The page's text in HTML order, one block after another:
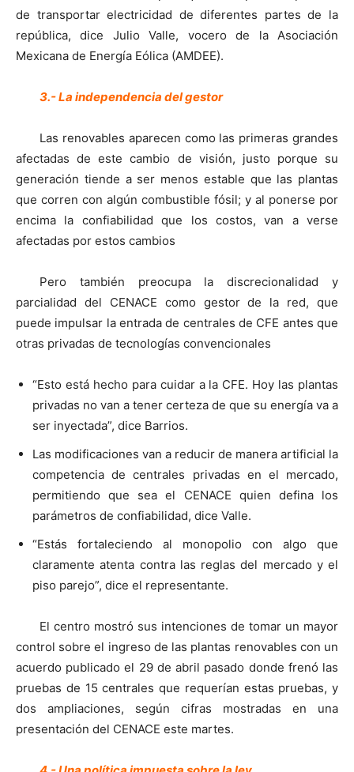
de transportar electricidad de diferentes partes de la
república, dice Julio Valle, vocero de la Asociación
Mexicana de Energía Eólica (AMDEE).
3.- La independencia del gestor
Las renovables aparecen como las primeras grandes
afectadas de este cambio de visión, justo porque su
generación tiende a ser menos estable que las plantas
que corren con algún combustible fósil; y al ponerse por
encima la confiabilidad que los costos, van a verse
afectadas por estos cambios
Pero también preocupa la discrecionalidad y
parcialidad del CENACE como gestor de la red, que
puede impulsar la entrada de centrales de CFE antes que
otras privadas de tecnologías convencionales
“Esto está hecho para cuidar a la CFE. Hoy las plantas
privadas no van a tener certeza de que su energía va a
ser inyectada”, dice Barrios.
Las modificaciones van a reducir de manera artificial la
competencia de centrales privadas en el mercado,
permitiendo que sea el CENACE quien defina los
parámetros de confiabilidad, dice Valle.
“Estás fortaleciendo al monopolio con algo que
claramente atenta contra las reglas del mercado y el
piso parejo”, dice el representante.
El centro mostró sus intenciones de tomar un mayor
control sobre el ingreso de las plantas renovables con un
acuerdo publicado el 29 de abril pasado donde frenó las
pruebas de 15 centrales que requerían estas pruebas, y
dos ampliaciones, según cifras mostradas en una
presentación del CENACE este martes.